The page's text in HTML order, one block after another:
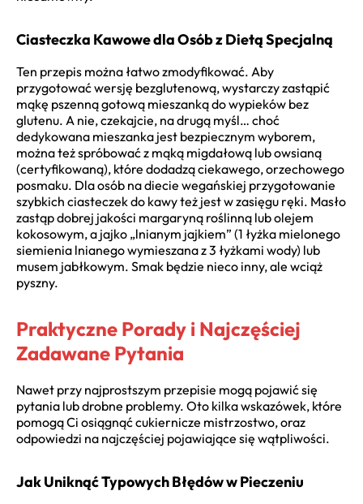
Ciasteczka Kawowe dla Osób z Dietą Specjalną
Ten przepis można łatwo zmodyfikować. Aby
przygotować wersję bezglutenową, wystarczy zastąpić
mąkę pszenną gotową mieszanką do wypieków bez
glutenu. A nie, czekajcie, na drugą myśl… choć
dedykowana mieszanka jest bezpiecznym wyborem,
można też spróbować z mąką migdałową lub owsianą
(certyfikowaną), które dodadzą ciekawego, orzechowego
posmaku. Dla osób na diecie wegańskiej przygotowanie
szybkich ciasteczek do kawy też jest w zasięgu ręki. Masło
zastąp dobrej jakości margaryną roślinną lub olejem
kokosowym, a jajko „lnianym jajkiem” (1 łyżka mielonego
siemienia lnianego wymieszana z 3 łyżkami wody) lub
musem jabłkowym. Smak będzie nieco inny, ale wciąż
pyszny.
Praktyczne Porady i Najczęściej
Zadawane Pytania
Nawet przy najprostszym przepisie mogą pojawić się
pytania lub drobne problemy. Oto kilka wskazówek, które
pomogą Ci osiągnąć cukiernicze mistrzostwo, oraz
odpowiedzi na najczęściej pojawiające się wątpliwości.
Jak Uniknąć Typowych Błędów w Pieczeniu